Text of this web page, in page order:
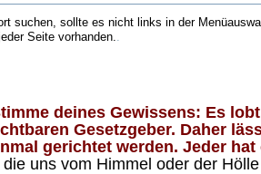
suchen, sollte es nicht links in der
Seite vorhanden..
deines Gewissens: Es
Gesetzgeber. Daher
gerichtet werden. Jeder
uns vom Himmel oder der